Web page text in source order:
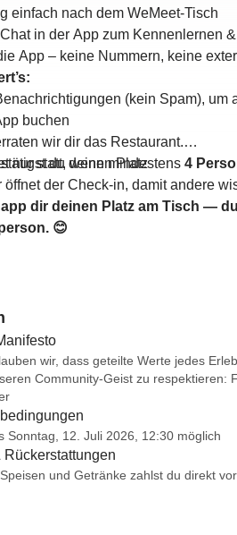
einfach nach dem WeMeet-Tisch
in der App zum Kennenlernen
App – keine Nummern, keine
(kein Spam), um
buchen
wir dir das Restaurant.
du deinen Platz
nur statt, wenn mindestens 4
öffnet der Check-in, damit andere
dir deinen Platz am Tisch —
😊
wir, dass geteilte Werte jedes
Community-Geist zu respektieren:
Sonntag, 12. Juli 2026, 12:30 möglich
und Getränke zahlst du direkt vor